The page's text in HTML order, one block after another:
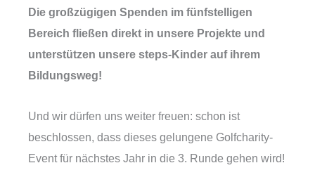
Die großzügigen Spenden im fünfstelligen
Bereich fließen direkt in unsere Projekte und
unterstützen unsere steps-Kinder auf ihrem
Bildungsweg!
Und wir dürfen uns weiter freuen: schon ist
beschlossen, dass dieses gelungene Golfcharity-
Event für nächstes Jahr in die 3. Runde gehen wird!